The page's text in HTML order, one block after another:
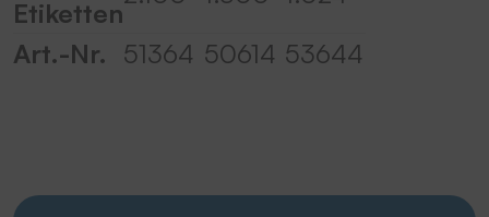
Etiketten
Art.-Nr. 51364 50614 53644